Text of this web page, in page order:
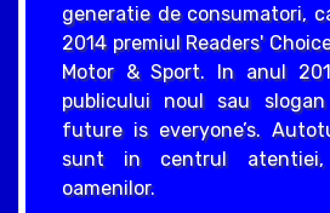
generatie de consumatori,
2014 premiul Readers'
Motor & Sport. In anul
publicului noul sau
future is everyone’s.
sunt in centrul
oamenilor.